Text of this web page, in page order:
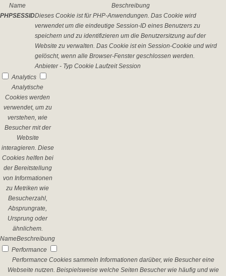
Name
Beschreibung
PHPSESSIDDieses Cookie ist für PHP-Anwendungen. Das Cookie wird
verwendet um die eindeutige Session-ID eines Benutzers zu
speichern und zu identifizieren um die Benutzersitzung auf der
Website zu verwalten. Das Cookie ist ein Session-Cookie und wird
gelöscht, wenn alle Browser-Fenster geschlossen werden.
Anbieter - Typ Cookie Laufzeit Session
Analytics
Analytische
Cookies werden
verwendet, um zu
verstehen, wie
Besucher mit der
Website
interagieren. Diese
Cookies helfen bei
der Bereitstellung
von Informationen
zu Metriken wie
Besucherzahl,
Absprungrate,
Ursprung oder
ähnlichem.
NameBeschreibung
Performance
Performance Cookies sammeln Informationen darüber, wie Besucher eine
Webseite nutzen. Beispielsweise welche Seiten Besucher wie häufig und wie